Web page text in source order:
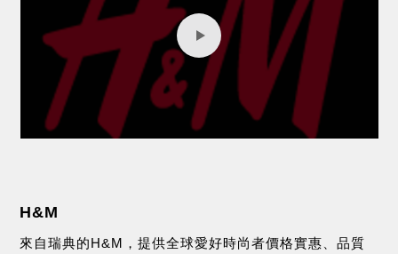
H&M
來自瑞典的H&M，提供全球愛好時尚者價格實惠、品質